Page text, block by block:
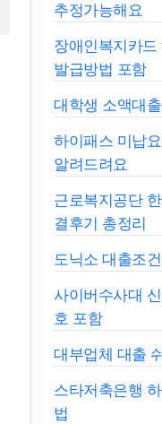
추정가능해요
장애인복지카
발급방법 포함
대학생 소액대
하이패스 미납
알려드려요
근로복지공단
결후기 총정리
도닉소 대출조
사이버수사대
호 포함
대부업체 대출
스타저축은행
법